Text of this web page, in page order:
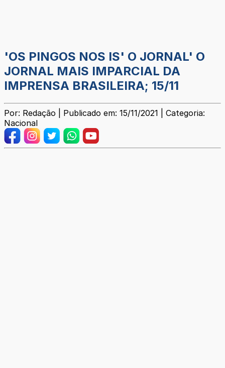
'OS PINGOS NOS IS' O JORNAL' O
JORNAL MAIS IMPARCIAL DA
IMPRENSA BRASILEIRA; 15/11
Por: Redação | Publicado em: 15/11/2021 | Categoria:
Nacional